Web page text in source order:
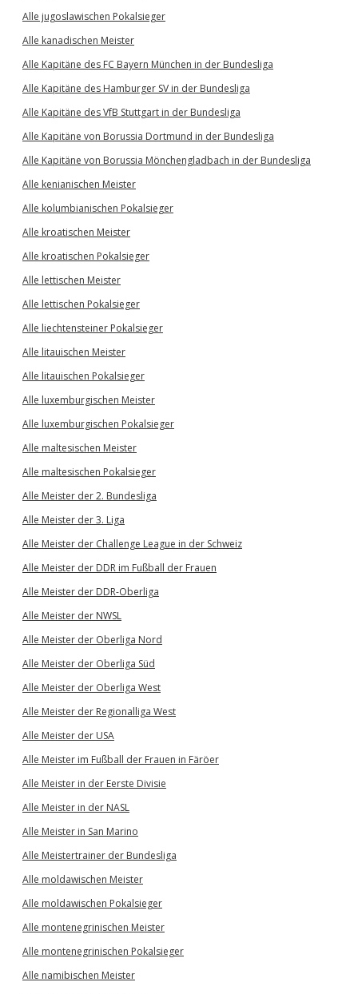
Alle jugoslawischen Pokalsieger
Alle kanadischen Meister
Alle Kapitäne des FC Bayern München in der Bundesliga
Alle Kapitäne des Hamburger SV in der Bundesliga
Alle Kapitäne des VfB Stuttgart in der Bundesliga
Alle Kapitäne von Borussia Dortmund in der Bundesliga
Alle Kapitäne von Borussia Mönchengladbach in der Bundesliga
Alle kenianischen Meister
Alle kolumbianischen Pokalsieger
Alle kroatischen Meister
Alle kroatischen Pokalsieger
Alle lettischen Meister
Alle lettischen Pokalsieger
Alle liechtensteiner Pokalsieger
Alle litauischen Meister
Alle litauischen Pokalsieger
Alle luxemburgischen Meister
Alle luxemburgischen Pokalsieger
Alle maltesischen Meister
Alle maltesischen Pokalsieger
Alle Meister der 2. Bundesliga
Alle Meister der 3. Liga
Alle Meister der Challenge League in der Schweiz
Alle Meister der DDR im Fußball der Frauen
Alle Meister der DDR-Oberliga
Alle Meister der NWSL
Alle Meister der Oberliga Nord
Alle Meister der Oberliga Süd
Alle Meister der Oberliga West
Alle Meister der Regionalliga West
Alle Meister der USA
Alle Meister im Fußball der Frauen in Färöer
Alle Meister in der Eerste Divisie
Alle Meister in der NASL
Alle Meister in San Marino
Alle Meistertrainer der Bundesliga
Alle moldawischen Meister
Alle moldawischen Pokalsieger
Alle montenegrinischen Meister
Alle montenegrinischen Pokalsieger
Alle namibischen Meister